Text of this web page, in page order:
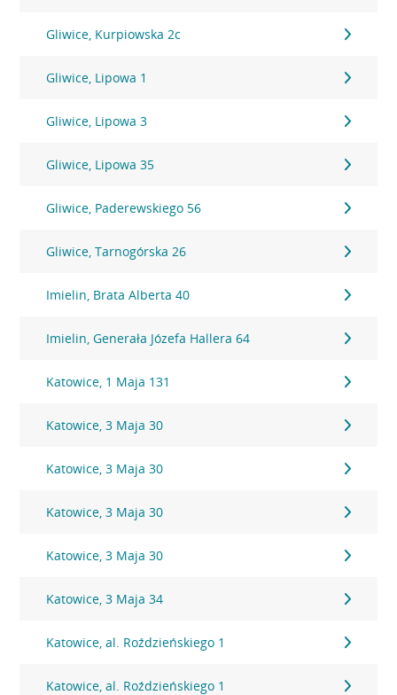
Gliwice, Kurpiowska 2c
Gliwice, Lipowa 1
Gliwice, Lipowa 3
Gliwice, Lipowa 35
Gliwice, Paderewskiego 56
Gliwice, Tarnogórska 26
Imielin, Brata Alberta 40
Imielin, Generała Józefa Hallera 64
Katowice, 1 Maja 131
Katowice, 3 Maja 30
Katowice, 3 Maja 30
Katowice, 3 Maja 30
Katowice, 3 Maja 30
Katowice, 3 Maja 34
Katowice, al. Roździeńskiego 1
Katowice, al. Roździeńskiego 1